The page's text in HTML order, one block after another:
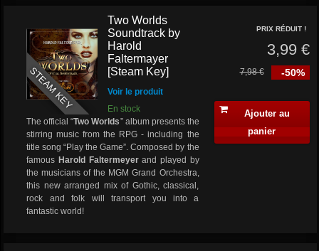
STEAM KEY
Two Worlds
Soundtrack by
Harold
Faltermayer
[Steam Key]
Voir le produit
En stock
The official “Two Worlds” album presents the
stirring music from the RPG - including the
title song “Play the Game”. Composed by the
famous Harold Faltermeyerand played by
the musicians of the MGM Grand Orchestra,
this new arranged mix of Gothic, classical,
rock and folk will transport you into a
fantastic world!
PRIX RÉDUIT !
3,99 €
-50%
7,98 €
Ajouter au
panier